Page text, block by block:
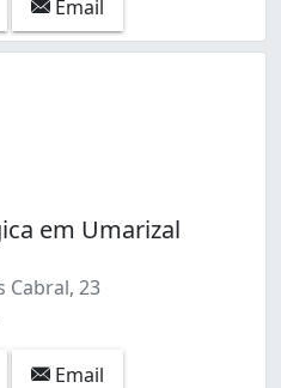
Email
em Umarizal
Cabral, 23
Email